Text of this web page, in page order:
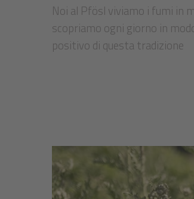
Noi al Pfösl viviamo i fumi in
scopriamo ogni giorno in
positivo di questa tradizione